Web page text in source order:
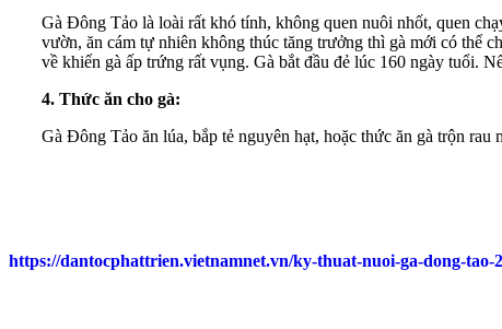
Gà Đông Tảo là loài rất khó tính, không quen nuôi nhốt, quen
vườn, ăn cám tự nhiên không thúc tăng trưởng thì gà mới có thể
về khiến gà ấp trứng rất vụng. Gà bắt đầu đẻ lúc 160 ngày tuổi.
4. Thức ăn cho gà:
Gà Đông Tảo ăn lúa, bắp tẻ nguyên hạt, hoặc thức ăn gà trộn
https://dantocphattrien.vietnamnet.vn/ky-thuat-nuoi-ga-dong-tao-